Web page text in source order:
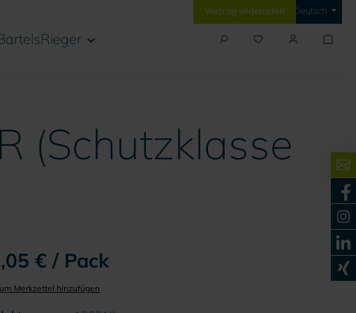
Vertrag widerrufen Deutsch
(Schutzklasse
€ / Pack
Merkzettel hinzufügen